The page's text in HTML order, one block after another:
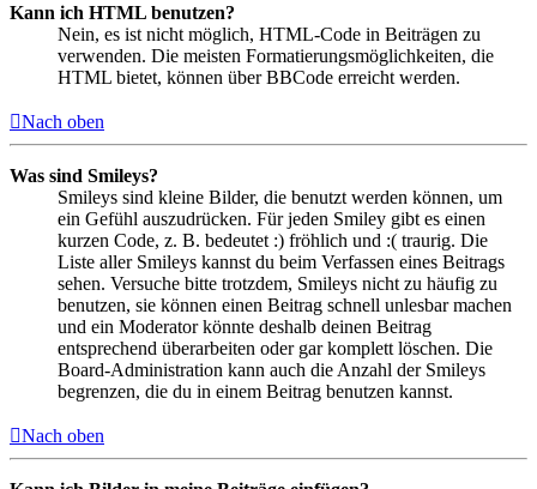
Kann ich HTML benutzen?
Nein, es ist nicht möglich, HTML-Code in Beiträgen zu
verwenden. Die meisten Formatierungsmöglichkeiten, die
HTML bietet, können über BBCode erreicht werden.
Nach oben
Was sind Smileys?
Smileys sind kleine Bilder, die benutzt werden können, um
ein Gefühl auszudrücken. Für jeden Smiley gibt es einen
kurzen Code, z. B. bedeutet :) fröhlich und :( traurig. Die
Liste aller Smileys kannst du beim Verfassen eines Beitrags
sehen. Versuche bitte trotzdem, Smileys nicht zu häufig zu
benutzen, sie können einen Beitrag schnell unlesbar machen
und ein Moderator könnte deshalb deinen Beitrag
entsprechend überarbeiten oder gar komplett löschen. Die
Board-Administration kann auch die Anzahl der Smileys
begrenzen, die du in einem Beitrag benutzen kannst.
Nach oben